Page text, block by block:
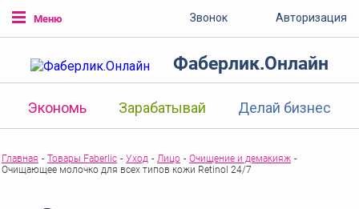
Меню Звонок Авторизация
Фаберлик.Онлайн
Экономь Зарабатывай Делай бизнес
Главная - Товары Faberlic - Уход - Лицо - Очищение и демакияж -
Очищающее молочко для всех типов кожи Retinol 24/7